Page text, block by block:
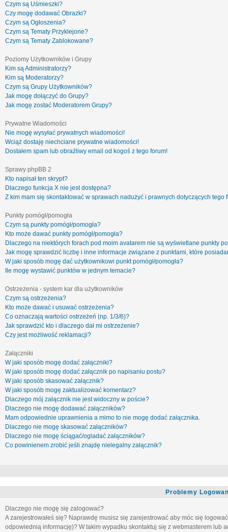
Czym są Uśmieszki?
Czy mogę dodawać Obrazki?
Czym są Ogłoszenia?
Czym są Tematy Przyklejone?
Czym są Tematy Zablokowane?
Poziomy Użytkowników i Grupy
Kim są Administratorzy?
Kim są Moderatorzy?
Czym są Grupy Użytkowników?
Jak mogę dołączyć do Grupy?
Jak mogę zostać Moderatorem Grupy?
Prywatne Wiadomości
Nie mogę wysyłać prywatnych wiadomości!
Wciąż dostaję niechciane prywatne wiadomości!
Dostałem spam lub obraźliwy email od kogoś z tego forum!
Sprawy phpBB 2
Kto napisał ten skrypt?
Dlaczego funkcja X nie jest dostępna?
Z kim mam się skontaktować w sprawach nadużyć i prawnych dotyczących tego
Punkty pomógł/pomogła
Czym są punkty pomógł/pomogła?
Kto może dawać punkty pomógł/pomogła?
Dlaczego na niektórych forach pod moim avatarem nie są wyświetlane punkty
Jak mogę sprawdzić liczbę i inne informacje związane z punktami, które
W jaki sposób mogę dać użytkownikowi punkt pomógł/pomogła?
Ile mogę wystawić punktów w jednym temacie?
Ostrzeżenia - system kar dla użytkowników
Czym są ostrzeżenia?
Kto może dawać i usuwać ostrzeżenia?
Co oznaczają wartości ostrzeżeń (np. 1/3/6)?
Jak sprawdzić kto i dlaczego dał mi ostrzeżenie?
Czy jest możliwość reklamacji?
Załączniki
W jaki sposób mogę dodać załączniki?
W jaki sposób mogę dodać załącznik po napisaniu postu?
W jaki sposób skasować załącznik?
W jaki sposób mogę zaktualizować komentarz?
Dlaczego mój załącznik nie jest widoczny w poście?
Dlaczego nie mogę dodawać załączników?
Mam odpowiednie uprawnienia a mimo to nie mogę dodać załącznika.
Dlaczego nie mogę skasować załączników?
Dlaczego nie mogę ściągać/ogladać załączników?
Co powinienem zrobić jeśli znajdę nielegalny załącznik?
Problemy
Dlaczego nie mogę się zalogować?
A zarejestrowałeś się? Naprawdę musisz się zarejestrować aby móc się
odpowiednią informację)? W takim wypadku skontaktuj się z webmasterem lub